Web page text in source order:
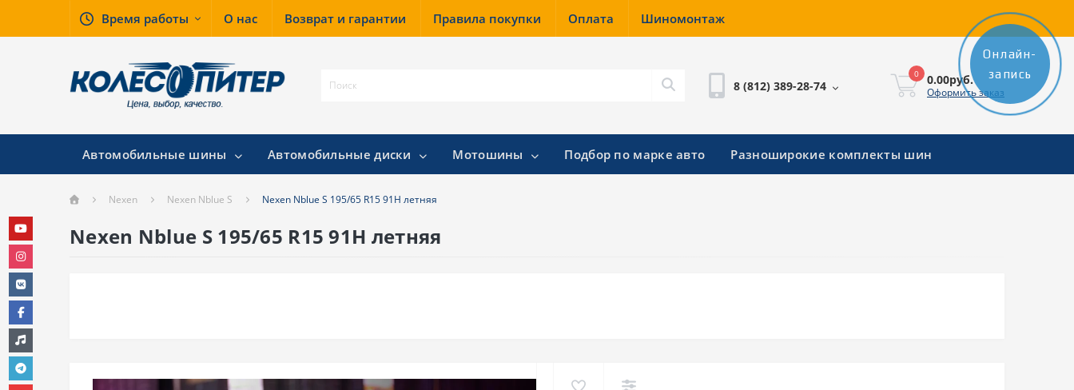
Время работы О нас Возврат и гарантии Правила покупки Оплата Шиномонтаж
8 (812) 389-28-74
0 0.00руб.
Оформить заказ
Автомобильные шины Автомобильные диски Мотошины Подбор по марке авто Разноширокие комплекты шин
Nexen Nexen Nblue S Nexen Nblue S 195/65 R15 91H летняя
Nexen Nblue S 195/65 R15 91H летняя
Онлайн-
запись